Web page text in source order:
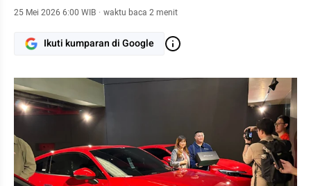
25 Mei 2026 6:00 WIB · waktu baca 2 menit
Ikuti kumparan di Google